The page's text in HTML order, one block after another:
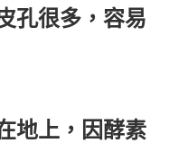
孔很多，容易
地上，因酵素